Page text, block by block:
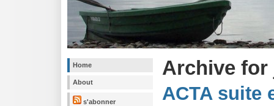
Home
About
s'abonner
Archive for
ACTA suite